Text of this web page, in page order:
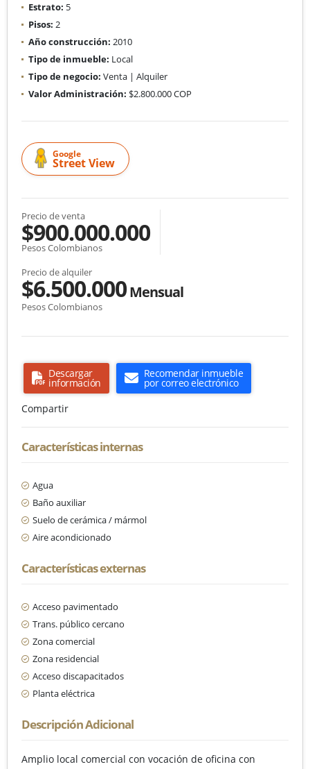
Estrato: 5
Pisos: 2
Año construcción: 2010
Tipo de inmueble: Local
Tipo de negocio: Venta | Alquiler
Valor Administración: $2.800.000 COP
Google
Street View
Precio de venta
$900.000.000
Pesos Colombianos
Precio de alquiler
$6.500.000Mensual
Pesos Colombianos
Descargar
información
Recomendar inmueble
por correo electrónico
Compartir
Características internas
Agua
Baño auxiliar
Suelo de cerámica / mármol
Aire acondicionado
Características externas
Acceso pavimentado
Trans. público cercano
Zona comercial
Zona residencial
Acceso discapacitados
Planta eléctrica
Descripción Adicional
Amplio local comercial con vocación de oficina con